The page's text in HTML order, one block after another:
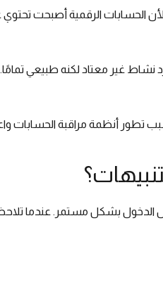
لأن الحسابات الرقمية أصبحت
نشاط غير معتاد لكنه طبيعي
بسبب تطور أنظمة مراقبة
الدخول بشكل مستمر. عندما